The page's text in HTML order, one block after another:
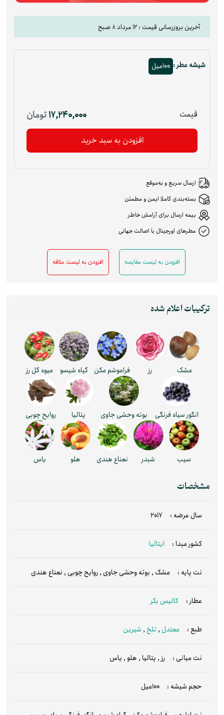
آخرین بروزرسانی قیمت : 12 مرداد 8 صبح
شیشه عطر : 100میل
قیمت 17,240,000تومان
افزودن به سبد خرید
ارسال سریع و به‌موقع
بسته‌بندی کاملا ایمن و مطمئن
بیمه ارسال برای آرامش خاطر
عطرهای اورجینال با اصالت جهانی
افزودن به لیست مقایسه افزودن به لیست علاقه
ترکیبات اعلام شده
مشک رز فراموشم مکن گیاه شیسو میوه گل رز
انگور سیاه فرنگی بوته وحشی جاوی پتالیا روایح چوبی
سیب شبدر نعناع هندی هلو یاس
مشخصات
سال عرضه : 2017
کشور مبدا : ایتالیا
نت پایه : مشک , بوته وحشی جاوی ,روایح چوبی , نعناع هندی
عطار : کالیس بکر
طبع : معتدل ,تلخ , شیرین
نت میانی : رز, پتالیا , هلو, یاس
حجم شیشه : 100میل